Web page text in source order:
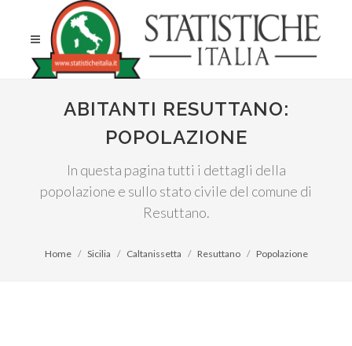
ABITANTI RESUTTANO:
POPOLAZIONE
In questa pagina tutti i dettagli della
popolazione e sullo stato civile del comune di
Resuttano.
Home Sicilia Caltanissetta Resuttano Popolazione